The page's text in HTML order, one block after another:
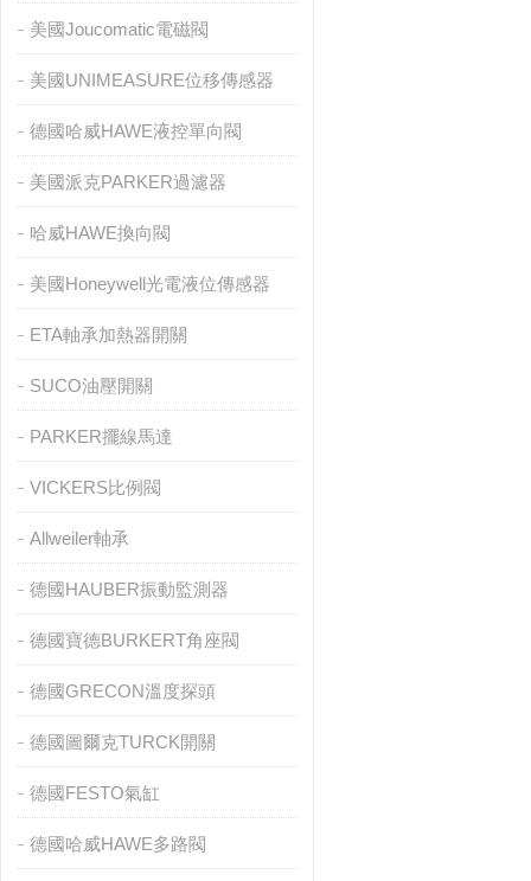
美國Joucomatic電磁閥
美國UNIMEASURE位移傳感器
德國哈威HAWE液控單向閥
美國派克PARKER過濾器
哈威HAWE換向閥
美國Honeywell光電液位傳感器
ETA軸承加熱器開關
SUCO油壓開關
PARKER擺線馬達
VICKERS比例閥
Allweiler軸承
德國HAUBER振動監測器
德國寶德BURKERT角座閥
德國GRECON溫度探頭
德國圖爾克TURCK開關
德國FESTO氣缸
德國哈威HAWE多路閥